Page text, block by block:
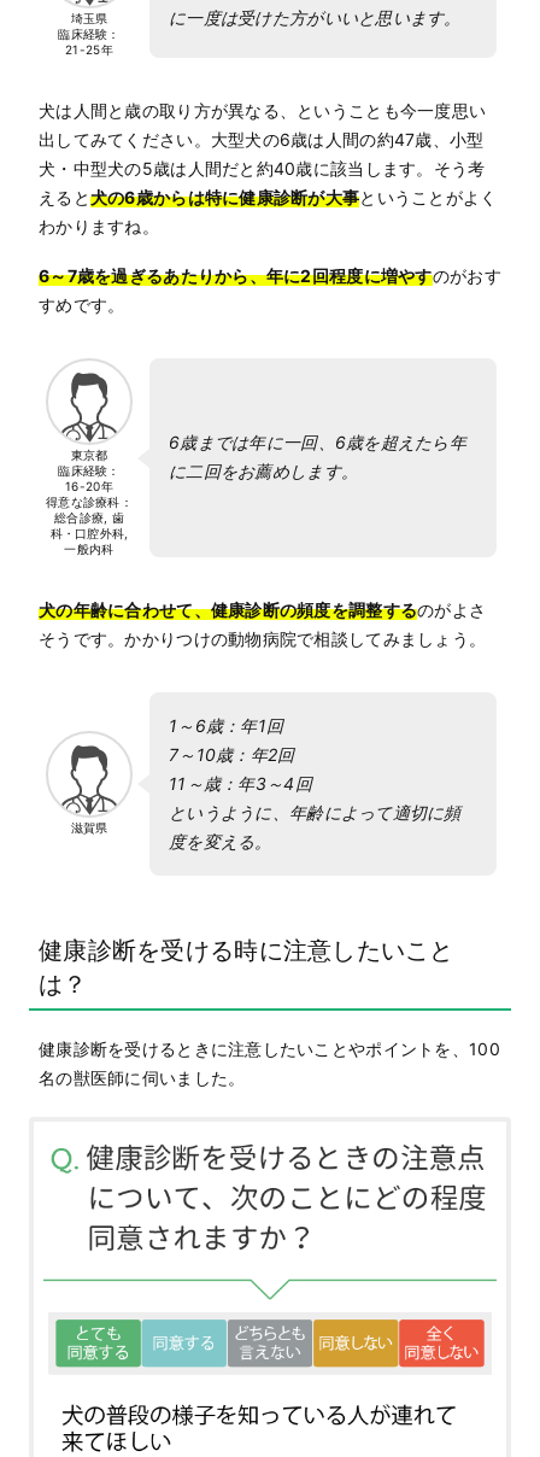
埼玉県
臨床経験：
21-25年
に一度は受けた方がいいと思います。
犬は人間と歳の取り方が異なる、ということも今一度思い
出してみてください。大型犬の6歳は人間の約47歳、小型
犬・中型犬の5歳は人間だと約40歳に該当します。そう考
えると犬の6歳からは特に健康診断が大事ということがよく
わかりますね。
6～7歳を過ぎるあたりから、年に2回程度に増やすのがおす
すめです。
東京都
臨床経験：
16-20年
得意な診療科：
総合診療, 歯
科・口腔外科,
一般内科
6歳までは年に一回、6歳を超えたら年
に二回をお薦めします。
犬の年齢に合わせて、健康診断の頻度を調整するのがよさ
そうです。かかりつけの動物病院で相談してみましょう。
滋賀県
1～6歳：年1回
7～10歳：年2回
11～歳：年3～4回
というように、年齢によって適切に頻
度を変える。
健康診断を受ける時に注意したいこと
は？
健康診断を受けるときに注意したいことやポイントを、100
名の獣医師に伺いました。